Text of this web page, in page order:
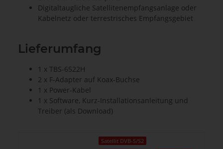
Digitaltaugliche Satellitenempfangsanlage oder
Kabelnetz oder terrestrisches Empfangsgebiet
Lieferumfang
1 x TBS-6522H
2 x F-Adapter auf Koax-Buchse
1 x Power-Kabel
1 x Software, Kurz-Installationsanleitung und
Treiber (als Download)
Satellit DVB-S/S2